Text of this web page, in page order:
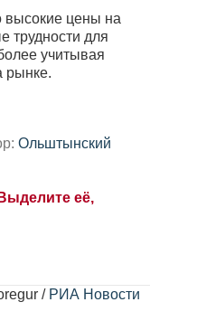
высокие цены на
трудности для
учитывая
рынке.
Ольштынский
её,
/ РИА Новости